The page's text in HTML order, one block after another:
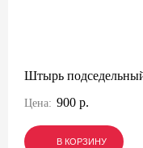
Штырь
Цена: 900 р.
В КОРЗИНУ
В КОРЗИНУ
В КОРЗИНУ